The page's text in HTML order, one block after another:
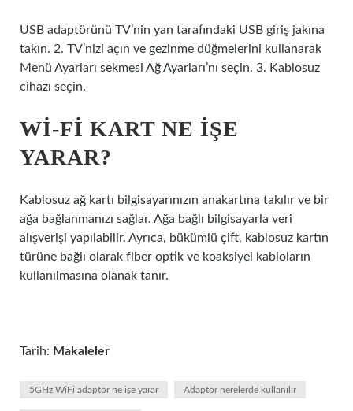
USB adaptörünü TV’nin yan tarafındaki USB giriş jakına
takın. 2. TV’nizi açın ve gezinme düğmelerini kullanarak
Menü Ayarları sekmesi Ağ Ayarları’nı seçin. 3. Kablosuz
cihazı seçin.
WI-FI KART NE IŞE
YARAR?
Kablosuz ağ kartı bilgisayarınızın anakartına takılır ve bir
ağa bağlanmanızı sağlar. Ağa bağlı bilgisayarla veri
alışverişi yapılabilir. Ayrıca, bükümlü çift, kablosuz kartın
türüne bağlı olarak fiber optik ve koaksiyel kabloların
kullanılmasına olanak tanır.
Tarih: Makaleler
5GHz WiFi adaptör ne işe yarar Adaptör nerelerde kullanılır